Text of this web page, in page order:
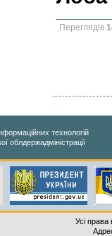
Переглядів
технологій
облдержадміністрації
Усі права